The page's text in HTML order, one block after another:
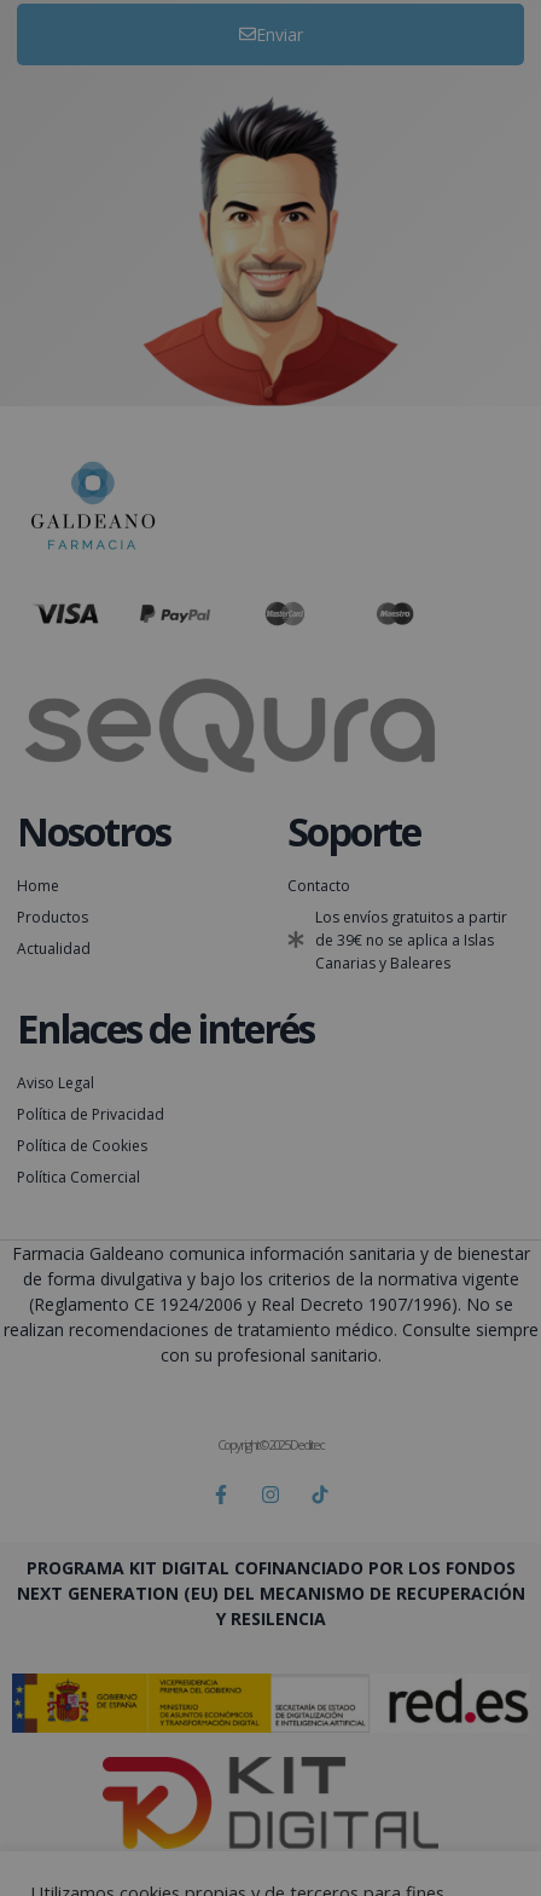
Enviar
Nosotros
Home
Productos
Actualidad
Soporte
Contacto
Los envíos gratuitos a partir
de 39€ no se aplica a Islas
Canarias y Baleares
Enlaces de interés
Aviso Legal
Política de Privacidad
Política de Cookies
Política Comercial
Farmacia Galdeano comunica información sanitaria y de bienestar
de forma divulgativa y bajo los criterios de la normativa vigente
(Reglamento CE 1924/2006 y Real Decreto 1907/1996). No se
realizan recomendaciones de tratamiento médico. Consulte siempre
con su profesional sanitario.
Copyright © 2025 Deditec
PROGRAMA KIT DIGITAL COFINANCIADO POR LOS FONDOS
NEXT GENERATION (EU) DEL MECANISMO DE RECUPERACIÓN
Y RESILENCIA